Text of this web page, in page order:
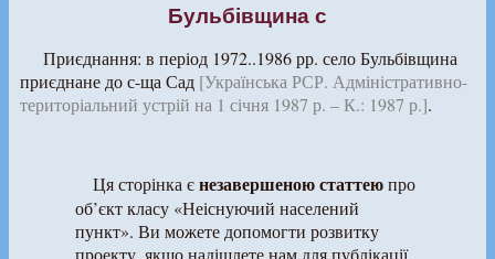
Бульбівщина с
Приєднання: в період 1972..1986 рр. село Бульбівщина
приєднане до с-ща Сад [Українська РСР. Адміністративно-
територіальний устрій на 1 січня 1987 р. – К.: 1987 р.].
Ця сторінка єнезавершеною статтеюпро
об’єкт класу «Неіснуючий населений
пункт». Ви можете допомогти розвитку
проекту, якщо надішлете нам для публікації